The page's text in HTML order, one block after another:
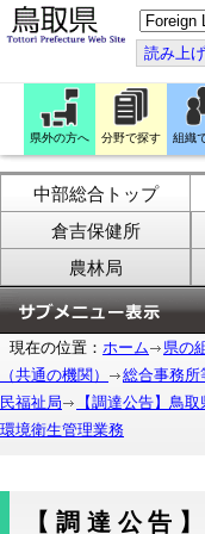
こ
の
ペ
ー
ジ
翻
訳
す
る
読み上げ
県外の方へ 分野で探す 組織
中部総合トップ
倉吉保健所
農林局
現在の位置： ホーム 県の
（共通の機関）
総合事務所
民福祉局
【調達公告】鳥
環境衛生管理業務
【調達公告